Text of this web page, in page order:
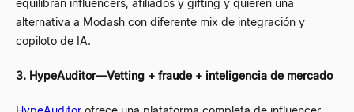
equilibran influencers, afiliados y gifting y quieren una
alternativa a Modash con diferente mix de integración y
copiloto de IA.
3. HypeAuditor—Vetting + fraude + inteligencia de mercado